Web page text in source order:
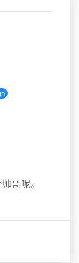
哥呢。